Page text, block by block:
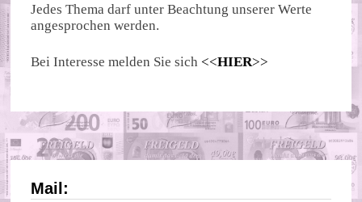
Jedes Thema darf unter Beachtung unserer Werte
angesprochen werden.
Bei Interesse melden Sie sich <<HIER>>
Mail: